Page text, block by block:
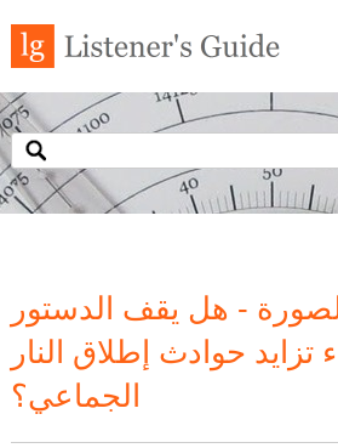
- هل يقف الدستور
تزايد حوادث إطلاق النار
الجماعي؟